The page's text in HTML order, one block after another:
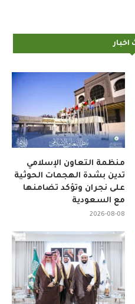
اخبار
منظمة التعاون الإسلامي
تدين بشدة الهجمات الحوثية
على نجران وتؤكد تضامنها
مع السعودية
2026-08-08